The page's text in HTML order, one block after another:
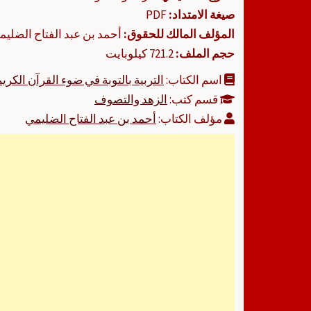
صيغة الامتداد:
المؤلف المالك للحقوق: أحمد بن عبد الفتاح
حجم الملف:
اسم الكتاب:التربية بالتوبة في ضوء القرآن
قسم كتب:الزهد والتصوف
مؤلف الكتاب:أحمد بن عبد الفتاح الضليمي